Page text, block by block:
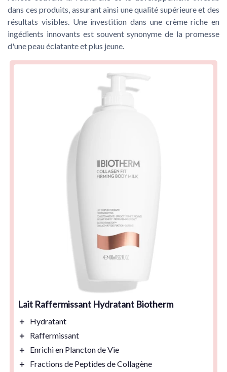
dans ces produits, assurant ainsi une qualité supérieure et des
résultats visibles. Une investition dans une crème riche en
ingédients innovants est souvent synonyme de la promesse
d'une peau éclatante et plus jeune.
Lait Raffermissant Hydratant Biotherm
＋
Hydratant
＋
Raffermissant
＋
Enrichi en Plancton de Vie
＋
Fractions de Peptides de Collagène